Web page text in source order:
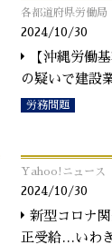
各都道府県労働局
2024/10/30
【沖縄労働
の疑いで建設
労務問題
Yahoo!ニュース
2024/10/30
新型コロナ
正受給…いわ